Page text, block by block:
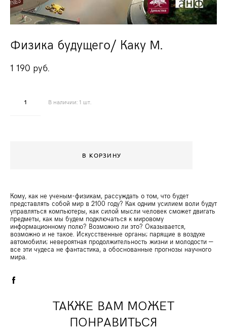
Физика будущего/ Каку М.
1 190 pуб.
В наличии:1 шт.
В КОРЗИНУ
Кому, как не ученым-физикам, рассуждать о том, что будет
представлять собой мир в 2100 году? Как одним усилием воли будут
управляться компьютеры, как силой мысли человек сможет двигать
предметы, как мы будем подключаться к мировому
информационному полю? Возможно ли это? Оказывается,
возможно и не такое. Искусственные органы; парящие в воздухе
автомобили; невероятная продолжительность жизни и молодости —
все эти чудеса не фантастика, а обоснованные прогнозы научного
мира.
ТАКЖЕ ВАМ МОЖЕТ
ПОНРАВИТЬСЯ